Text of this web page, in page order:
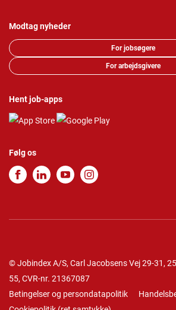
Modtag nyheder
For jobsøgere
For arbejdsgivere
Hent job-apps
Følg os
© Jobindex A/S, Carl Jacobsens Vej 29-31,
55, CVR-nr. 21367087
Betingelser og persondatapolitik